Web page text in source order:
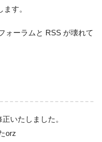
す。
ォーラムと RSS が壊れて
いたしました。
orz